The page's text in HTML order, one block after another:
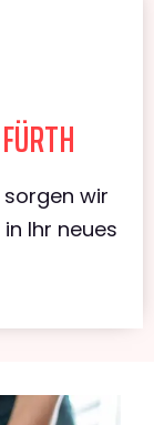
wir
Ihr neues